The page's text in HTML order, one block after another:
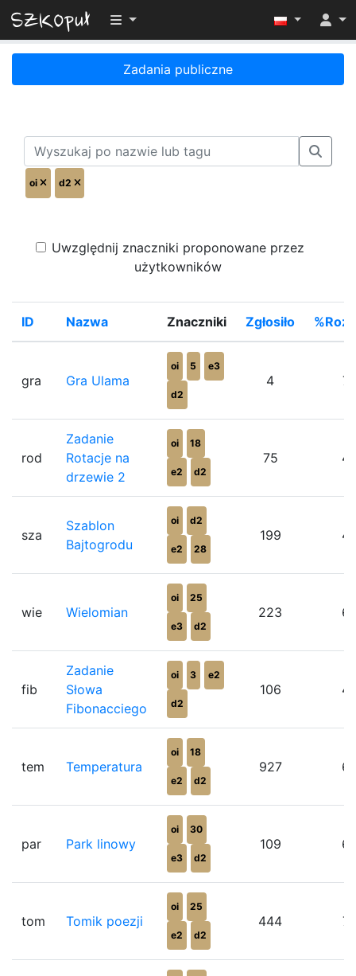
Przełącz widoczność menu
Zadania publiczne
oi d2
Uwzględnij znaczniki proponowane przez
użytkowników
ID Nazwa Znaczniki Zgłosiło
gra Gra Ulama
oi 5 e3
d2
4
rod
Zadanie
Rotacje na
drzewie 2
oi 18
e2 d2
75
sza
Szablon
Bajtogrodu
oi d2
e2 28
199
wie Wielomian
oi 25
e3 d2
223
fib
Zadanie
Słowa
Fibonacciego
oi 3 e2
d2
106
tem Temperatura
oi 18
e2 d2
927
par Park linowy
oi 30
e3 d2
109
tom Tomik poezji
oi 25
e2 d2
444